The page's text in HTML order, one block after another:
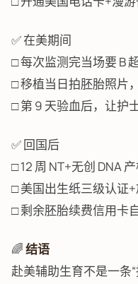
✅ 在美期间
□ 每次监测完当场要 B
□ 移植当日拍胚胎照片
□ 第 9 天验血后，让护
✅ 回国后
□ 12 周 NT+无创 DNA
□ 美国出生纸三级认证
□ 剩余胚胎续费信用卡
🌈结语
赴美辅助生育不是一条